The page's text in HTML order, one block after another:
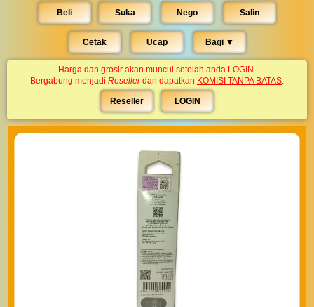
Beli Suka Nego Salin
Cetak Ucap Bagi ▼︎
Harga dan grosir akan muncul setelah anda LOGIN.
Bergabung menjadi Resellerdan dapatkan KOMISI TANPA BATAS.
Reseller LOGIN